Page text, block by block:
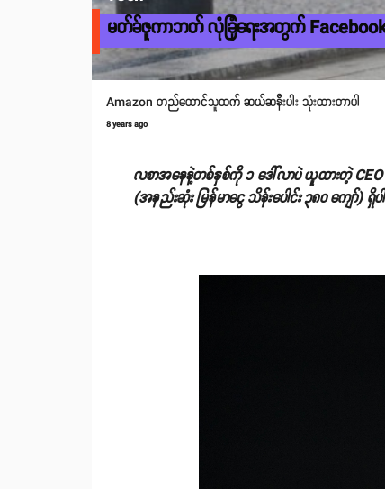
မတ်ခ်ဇူကာဘတ် လုံခြုံရေးအတွက်
Amazon တည်ထောင်သူထက် ဆယ်ဆနီးပါး သုံးထားတာပါ
8 years ago
လစာအနေနဲ့တစ်နှစ်ကို ၁ ဒေါ်လာပဲ ယူထားတဲ့
(အနည်းဆုံး မြန်မာငွေ သိန်းပေါင်း ၃၈၀ ကျော်) ရှိ